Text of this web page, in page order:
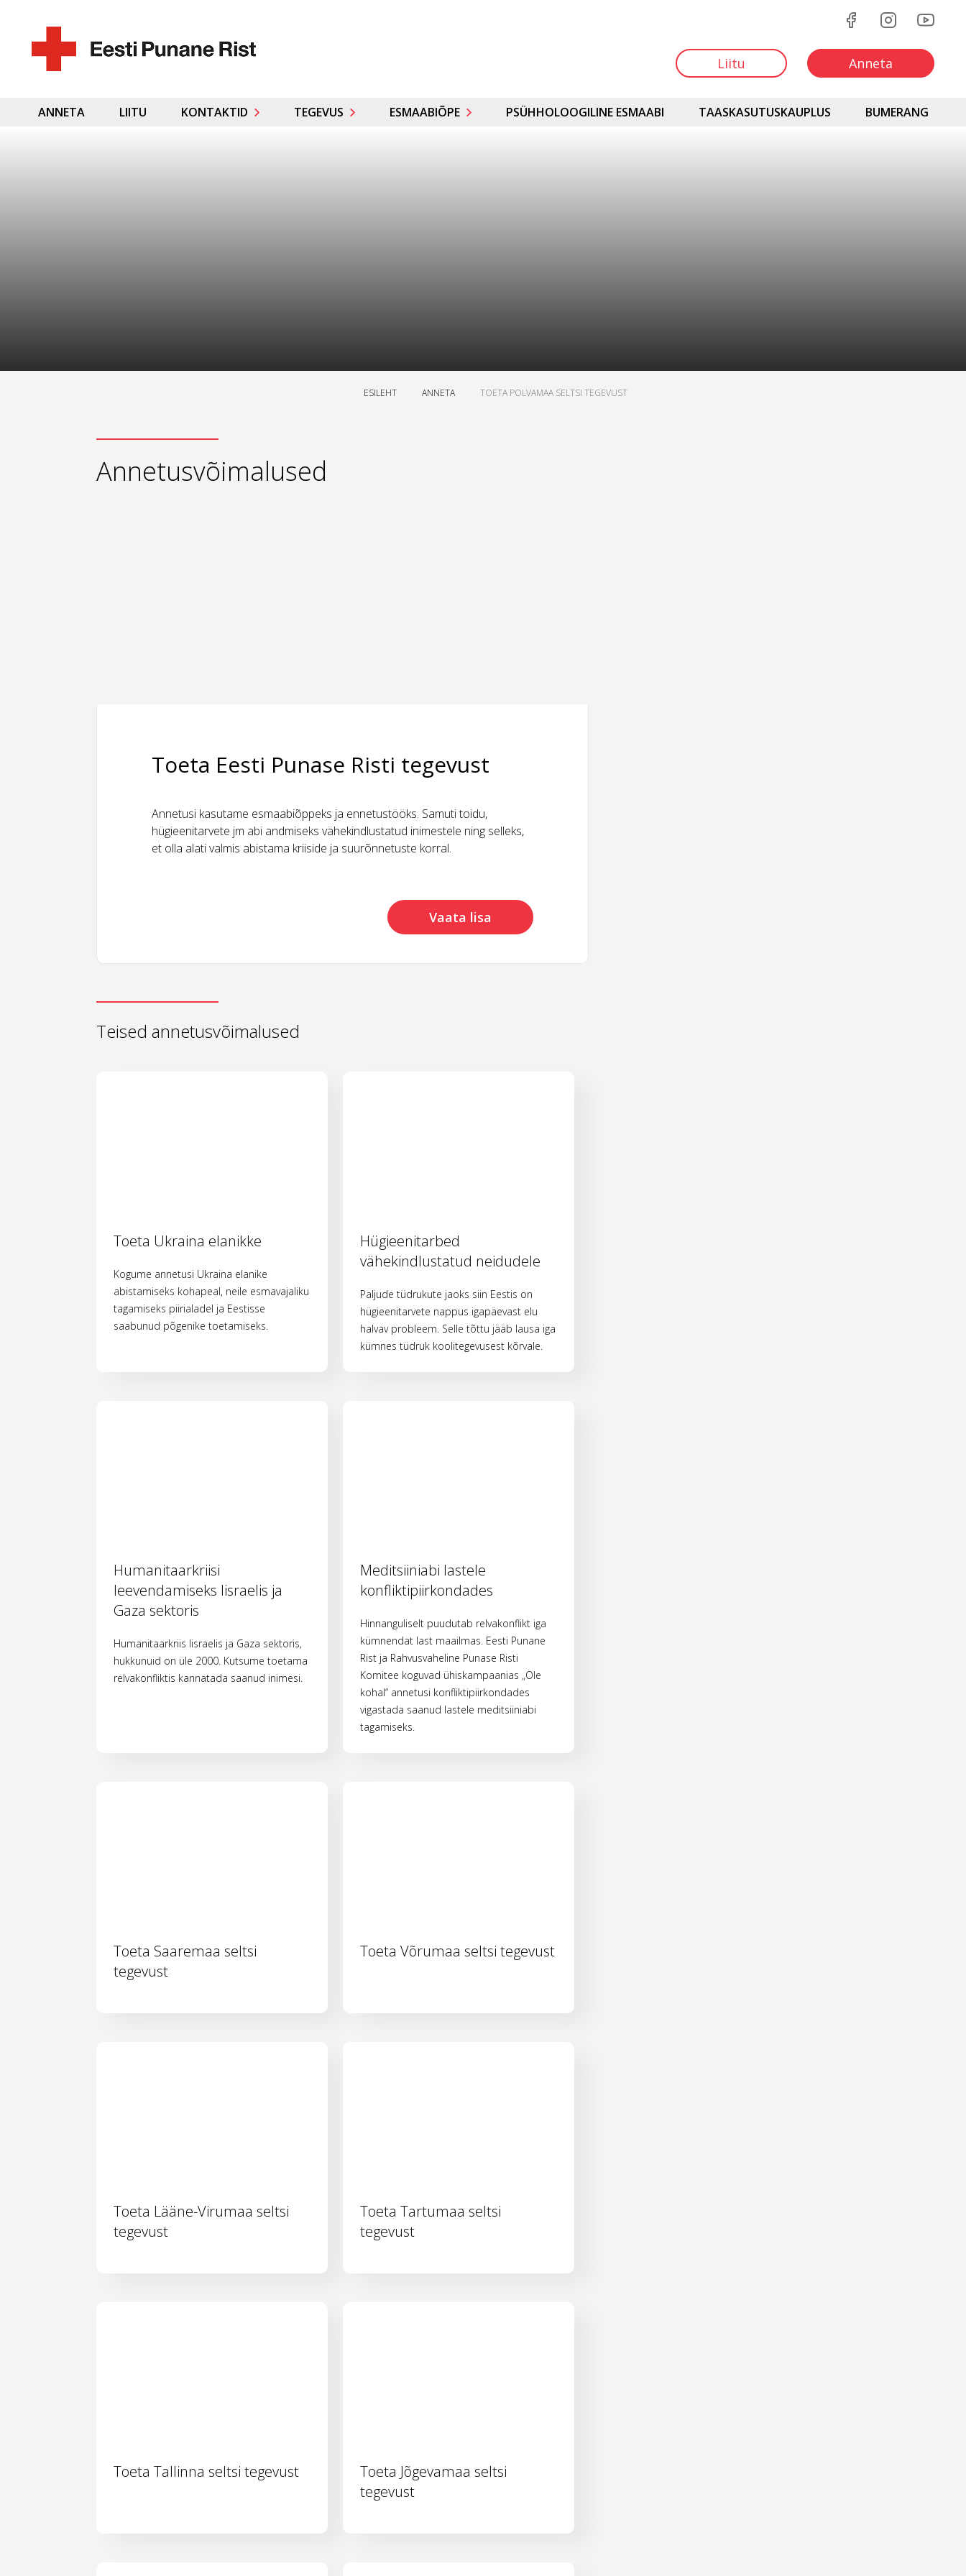
Liitu Anneta
ANNETA LIITU KONTAKTID TEGEVUS ESMAABIÕPE PSÜHHOLOOGILINE ESMAABI TAASKASUTUSKAUPLUS BUMERANG
ESILEHT ANNETA TOETA POLVAMAA SELTSI TEGEVUST
Annetusvõimalused
Toeta Eesti Punase Risti tegevust
Annetusi kasutame esmaabiõppeks ja ennetustööks. Samuti toidu,
hügieenitarvete jm abi andmiseks vähekindlustatud inimestele ning selleks,
et olla alati valmis abistama kriiside ja suurõnnetuste korral.
Vaata lisa
Teised annetusvõimalused
Toeta Ukraina elanikke
Kogume annetusi Ukraina elanike
abistamiseks kohapeal, neile esmavajaliku
tagamiseks piirialadel ja Eestisse
saabunud põgenike toetamiseks.
Hügieenitarbed
vähekindlustatud neidudele
Paljude tüdrukute jaoks siin Eestis on
hügieenitarvete nappus igapäevast elu
halvav probleem. Selle tõttu jääb lausa iga
kümnes tüdruk koolitegevusest kõrvale.
Humanitaarkriisi
leevendamiseks Iisraelis ja
Gaza sektoris
Humanitaarkriis Iisraelis ja Gaza sektoris,
hukkunuid on üle 2000. Kutsume toetama
relvakonfliktis kannatada saanud inimesi.
Meditsiiniabi lastele
konfliktipiirkondades
Hinnanguliselt puudutab relvakonflikt iga
kümnendat last maailmas. Eesti Punane
Rist ja Rahvusvaheline Punase Risti
Komitee koguvad ühiskampaanias „Ole
kohal“ annetusi konfliktipiirkondades
vigastada saanud lastele meditsiiniabi
tagamiseks.
Toeta Saaremaa seltsi
tegevust
Toeta Võrumaa seltsi tegevust
Toeta Lääne-Virumaa seltsi
tegevust
Toeta Tartumaa seltsi
tegevust
Toeta Tallinna seltsi tegevust
Toeta Jõgevamaa seltsi
tegevust